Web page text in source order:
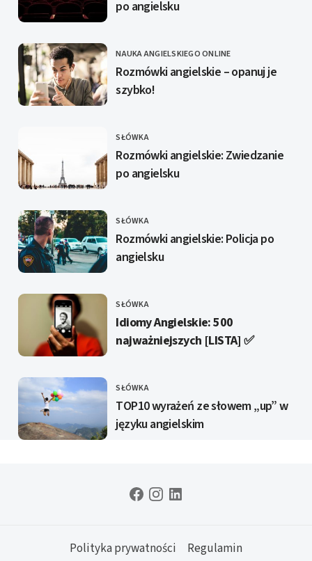
po angielsku
KATEGORIE
NAUKA ANGIELSKIEGO ONLINE
Rozmówki angielskie – opanuj je
szybko!
KATEGORIE
SŁÓWKA
Rozmówki angielskie: Zwiedzanie
po angielsku
KATEGORIE
SŁÓWKA
Rozmówki angielskie: Policja po
angielsku
KATEGORIE
SŁÓWKA
Idiomy Angielskie: 500
najważniejszych [LISTA] ✅️
KATEGORIE
SŁÓWKA
TOP10 wyrażeń ze słowem „up” w
języku angielskim
Polityka prywatności Regulamin